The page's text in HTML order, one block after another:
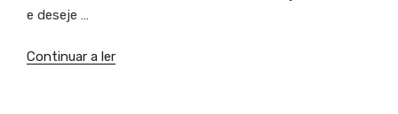
e deseje …
Continuar a ler“Mil